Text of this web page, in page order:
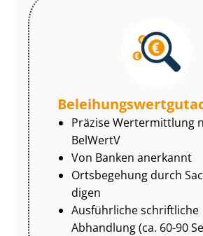
Präzise Wertermittlung
BelWertV
Von Banken anerkannt
Ortsbegehung durch
di­gen
Ausführliche schriftliche
Abhandlung (ca. 60-90